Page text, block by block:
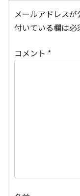
メールアドレスが
付いている欄は必
コメント *